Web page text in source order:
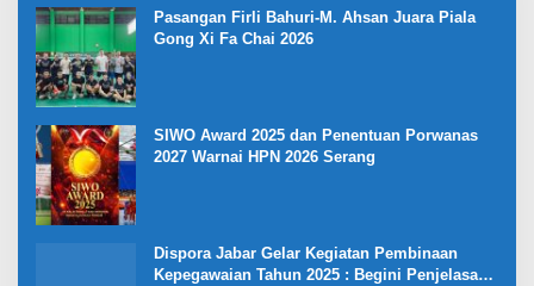
Pasangan Firli Bahuri-M. Ahsan Juara Piala
Gong Xi Fa Chai 2026
SIWO Award 2025 dan Penentuan Porwanas
2027 Warnai HPN 2026 Serang
Dispora Jabar Gelar Kegiatan Pembinaan
Kepegawaian Tahun 2025 : Begini Penjelasan